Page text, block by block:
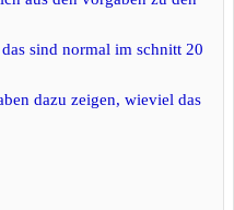
sind normal im schnitt 20
dazu zeigen, wieviel das